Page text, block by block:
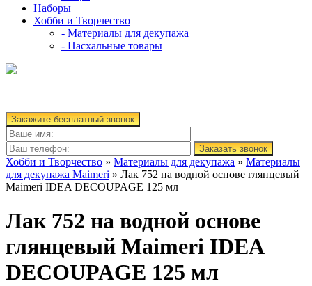
Наборы
Хобби и Творчество
- Материалы для декупажа
- Пасхальные товары
Закажите бесплатный звонок
Заказать звонок
Хобби и Творчество » Материалы для декупажа » Материалы
для декупажа Maimeri » Лак 752 на водной основе глянцевый
Maimeri IDEA DECOUPAGE 125 мл
Лак 752 на водной основе
глянцевый Maimeri IDEA
DECOUPAGE 125 мл